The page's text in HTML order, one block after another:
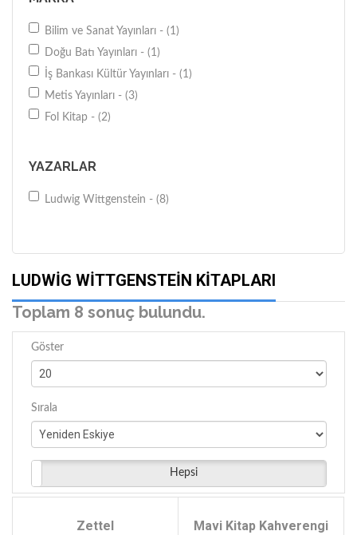
Bilim ve Sanat Yayınları - (1)
Doğu Batı Yayınları - (1)
İş Bankası Kültür Yayınları - (1)
Metis Yayınları - (3)
Fol Kitap - (2)
YAZARLAR
Ludwig Wittgenstein - (8)
LUDWIG WITTGENSTEIN KITAPLARI
Toplam 8 sonuç bulundu.
Göster
Sırala
Hepsi
Zettel
Mavi Kitap Kahverengi